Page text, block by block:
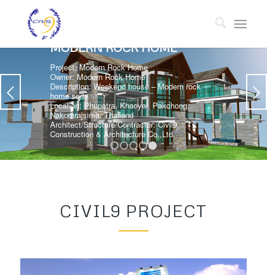
MODERN ROCK HOME
Project: Modern Rock Home
Owner: Modern Rock Home
Description: Weekend house – Modern rock
home sryle
Location: Phupatra, Khaoyai, Pakchong,
Nakornrajsima, Thailand
Architect/Structure/Contractor: Civil9
Construction & Architecture Co.,Ltd.
1 2 3 4 5
CIVIL9 PROJECT